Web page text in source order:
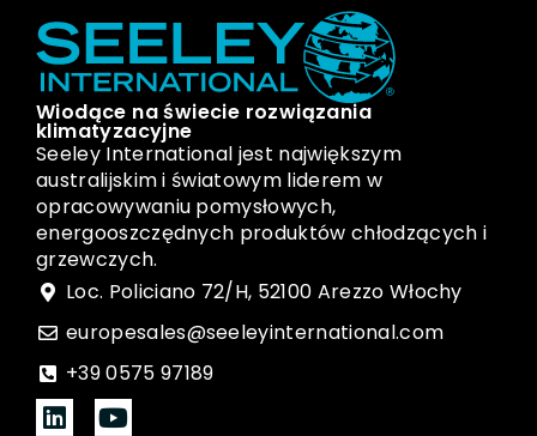
Wiodące na świecie rozwiązania
klimatyzacyjne
Seeley International jest największym
australijskim i światowym liderem w
opracowywaniu pomysłowych,
energooszczędnych produktów chłodzących i
grzewczych.
Loc. Policiano 72/H, 52100 Arezzo Włochy
europesales@seeleyinternational.com
+39 0575 97189